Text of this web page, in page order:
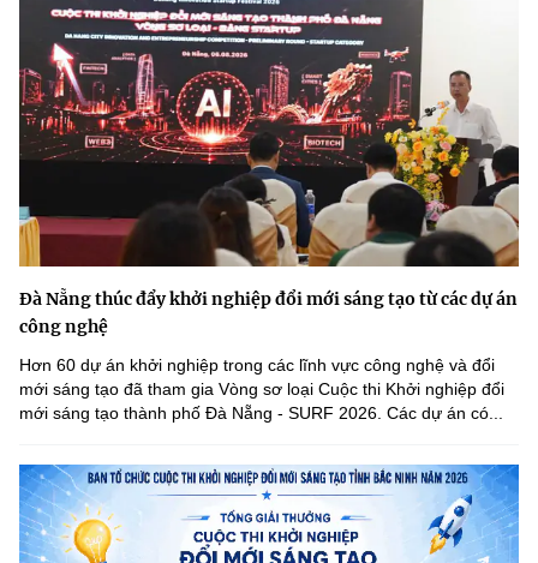
Đà Nẵng thúc đẩy khởi nghiệp đổi mới sáng tạo từ các dự án
công nghệ
Hơn 60 dự án khởi nghiệp trong các lĩnh vực công nghệ và đổi
mới sáng tạo đã tham gia Vòng sơ loại Cuộc thi Khởi nghiệp đổi
mới sáng tạo thành phố Đà Nẵng - SURF 2026. Các dự án có...